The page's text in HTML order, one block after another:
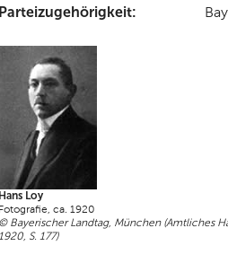
Loy
ca. 1920
Bayerischer Landtag, München (Amtliches
S. 177)